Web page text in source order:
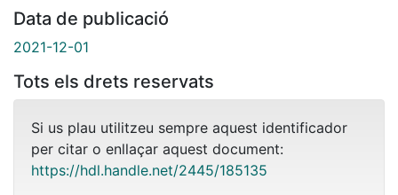
Data de publicació
2021-12-01
Tots els drets reservats
Si us plau utilitzeu sempre aquest identificador
per citar o enllaçar aquest document:
https://hdl.handle.net/2445/185135